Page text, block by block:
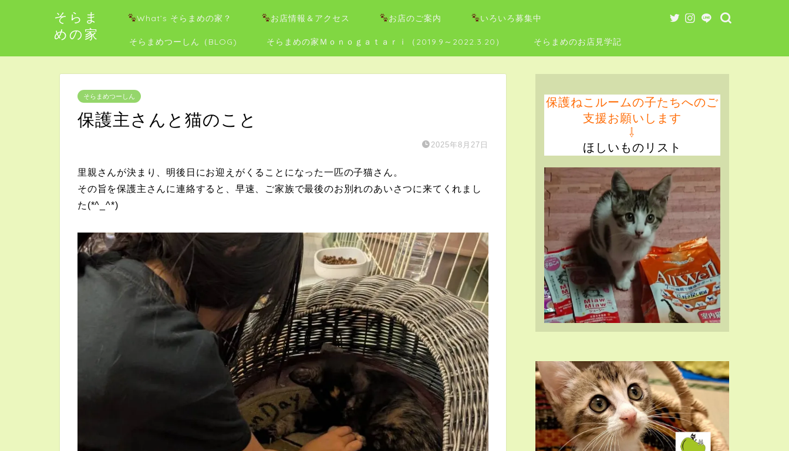
そらま
めの家
What’s そらまめの家？ お店情報＆アクセス お店のご案内 いろいろ募集中
そらまめつーしん（BLOG) そらまめの家Ｍｏｎｏｇａｔａｒｉ（2019.9～2022.3.20） そらまめのお店見学記
そらまめつーしん
保護主さんと猫のこと
2025年8月27日
里親さんが決まり、明後日にお迎えがくることになった一匹の子猫さん。
その旨を保護主さんに連絡すると、早速、ご家族で最後のお別れのあいさつに来てくれまし
た(*^_^*)
保護ねこルームの子たちへのご
支援お願いします
⇩
ほしいものリスト